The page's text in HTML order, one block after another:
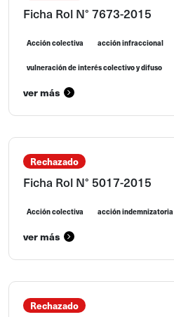
Ficha Rol N° 7673-2015
Acción colectiva acción infraccional
vulneración de interés colectivo y difuso
ver más
Rechazado
Ficha Rol N° 5017-2015
Acción colectiva acción indemnizatoria
ver más
Rechazado